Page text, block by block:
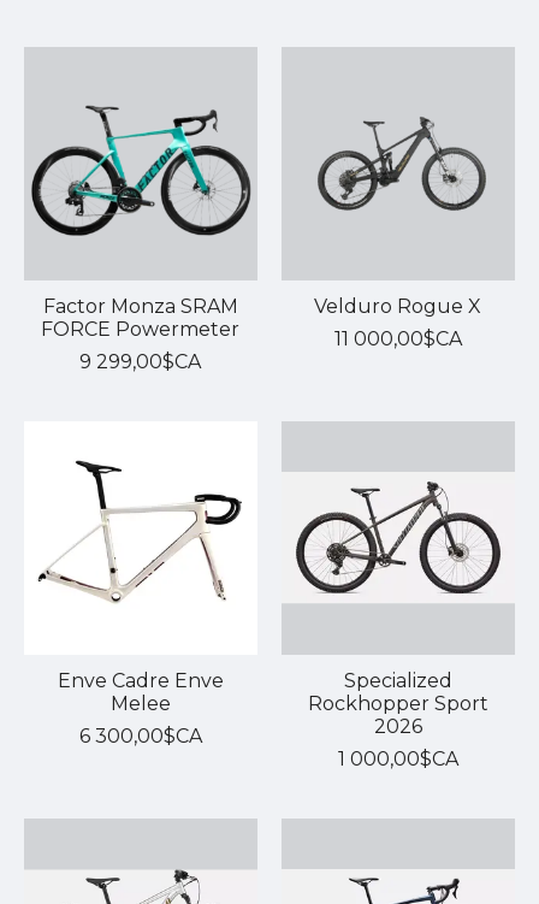
Factor Monza SRAM
FORCE Powermeter
9 299,00$CA
Velduro Rogue X
11 000,00$CA
Enve Cadre Enve
Melee
6 300,00$CA
Specialized
Rockhopper Sport
2026
1 000,00$CA